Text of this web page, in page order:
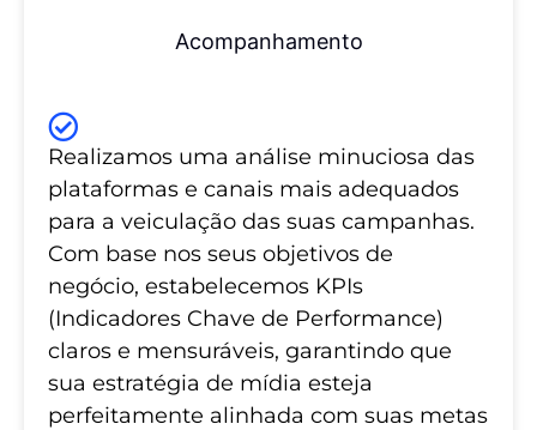
Acompanhamento
Realizamos uma análise minuciosa das
plataformas e canais mais adequados
para a veiculação das suas campanhas.
Com base nos seus objetivos de
negócio, estabelecemos KPIs
(Indicadores Chave de Performance)
claros e mensuráveis, garantindo que
sua estratégia de mídia esteja
perfeitamente alinhada com suas metas